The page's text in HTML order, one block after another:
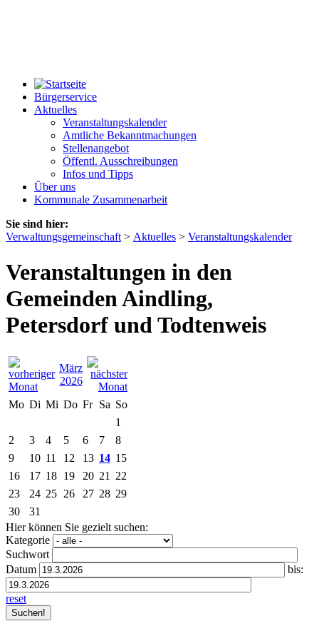
Bürgerservice
Aktuelles
Veranstaltungskalender
Amtliche Bekanntmachungen
Stellenangebot
Öffentl. Ausschreibungen
Infos und Tipps
Über uns
Kommunale Zusammenarbeit
Sie sind hier:
Verwaltungsgemeinschaft > Aktuelles > Veranstaltungskalender
Veranstaltungen in den
Gemeinden Aindling,
Petersdorf und Todtenweis
März
2026
Mo Di Mi Do Fr Sa So
1
2
3 4 5 6 7
8
9
10 11 12 13 14 15
16
17 18 19 20 21
22
23
24 25 26 27 28 29
30
31
Hier können Sie gezielt suchen:
Kategorie
Suchwort
Datum
bis:
reset